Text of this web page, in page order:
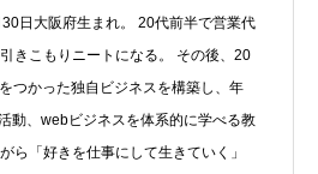
日大阪府生まれ。 20代前半で営業代
きこもりニートになる。 その後、20
つかった独自ビジネスを構築し、年
動、webビジネスを体系的に学べる教
ら「好きを仕事にして生きていく」